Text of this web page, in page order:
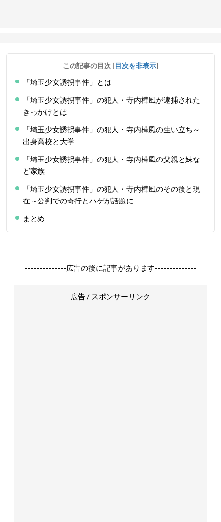
この記事の目次 [目次を非表示]
「埼玉少女誘拐事件」とは
「埼玉少女誘拐事件」の犯人・寺内樺風が逮捕された
きっかけとは
「埼玉少女誘拐事件」の犯人・寺内樺風の生い立ち～
出身高校と大学
「埼玉少女誘拐事件」の犯人・寺内樺風の父親と妹な
ど家族
「埼玉少女誘拐事件」の犯人・寺内樺風のその後と現
在～公判での奇行とハゲが話題に
まとめ
--------------広告の後に記事があります--------------
広告 / スポンサーリンク